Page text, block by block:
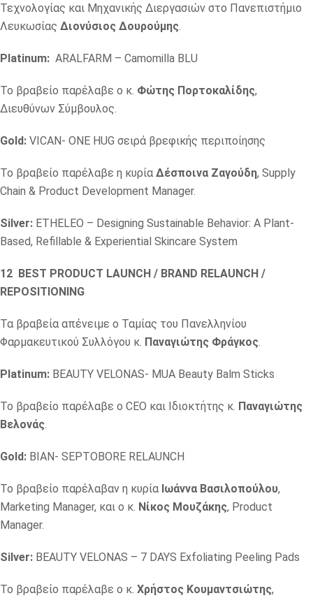
Τεχνολογίας και Μηχανικής Διεργασιών στο Πανεπιστήμιο
Λευκωσίας Διονύσιος Δουρούμης
Platinum: ARALFARM – Camomilla BLU
Το βραβείο παρέλαβε ο κ. Φώτης Πορτοκαλίδης,
Διευθύνων Σύμβουλος.
Gold: VICAN- ONE HUG σειρά βρεφικής περιποίησης
Το βραβείο παρέλαβε η κυρία Δέσποινα Ζαγούδη, Supply
Chain & Product Development Manager.
Silver: ETHELEO – Designing Sustainable Behavior: A Plant-
Based, Refillable & Experiential Skincare System
12 BEST PRODUCT LAUNCH / BRAND RELAUNCH /
REPOSITIONING
Τα βραβεία απένειμε o Ταμίας του Πανελληνίου
Φαρμακευτικού Συλλόγου κ. Παναγιώτης Φράγκος
Platinum: BEAUTY VELONAS- MUA Beauty Balm Sticks
Το βραβείο παρέλαβε ο CEO και Ιδιοκτήτης κ. Παναγιώτης
Βελονάς
Gold: BIAN- SEPTOBORE RELAUNCH
Το βραβείο παρέλαβαν η κυρία Ιωάννα Βασιλοπούλου,
Marketing Manager, και ο κ. Νίκος Μουζάκης, Product
Manager.
Silver: BEAUTY VELONAS – 7 DAYS Exfoliating Peeling Pads
Το βραβείο παρέλαβε ο κ. Χρήστος Κουμαντσιώτης,